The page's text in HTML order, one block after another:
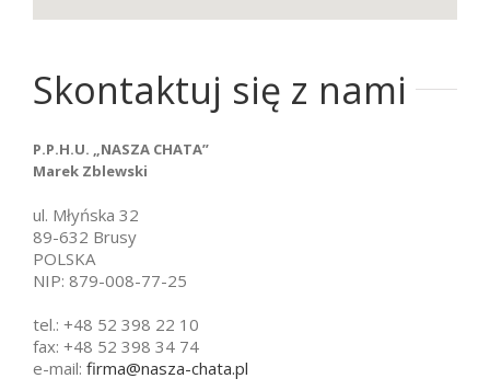
Skontaktuj się z nami
P.P.H.U. „NASZA CHATA”
Marek Zblewski
ul. Młyńska 32
89-632 Brusy
POLSKA
NIP: 879-008-77-25
tel.: +48 52 398 22 10
fax: +48 52 398 34 74
e-mail: firma@nasza-chata.pl